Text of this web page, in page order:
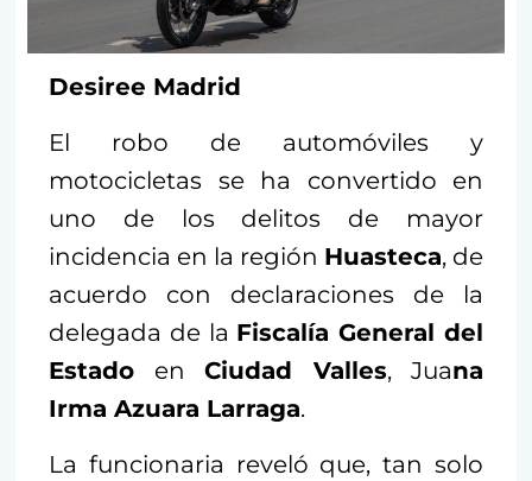
Desiree Madrid
El robo de automóviles y
motocicletas se ha convertido en
uno de los delitos de mayor
incidencia en la región Huasteca, de
acuerdo con declaraciones de la
delegada de la Fiscalía General del
Estado en Ciudad Valles, Juana
Irma Azuara Larraga.
La funcionaria reveló que, tan solo